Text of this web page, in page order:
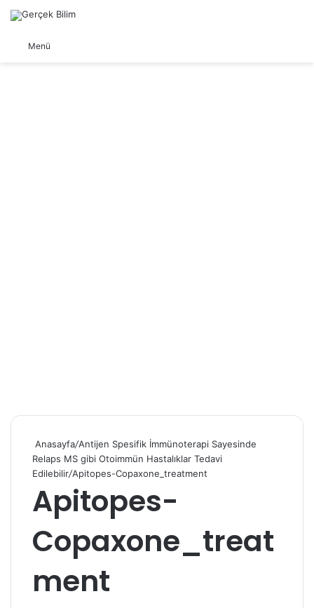
Menü
Anasayfa/Antijen Spesifik İmmünoterapi Sayesinde
Relaps MS gibi Otoimmün Hastalıklar Tedavi
Edilebilir/Apitopes-Copaxone_treatment
Apitopes-
Copaxone_treat
ment